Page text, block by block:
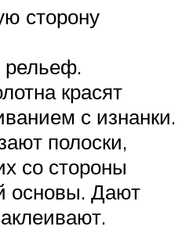
сторону
рельеф.
красят
с изнанки.
полоски,
со стороны
основы. Дают